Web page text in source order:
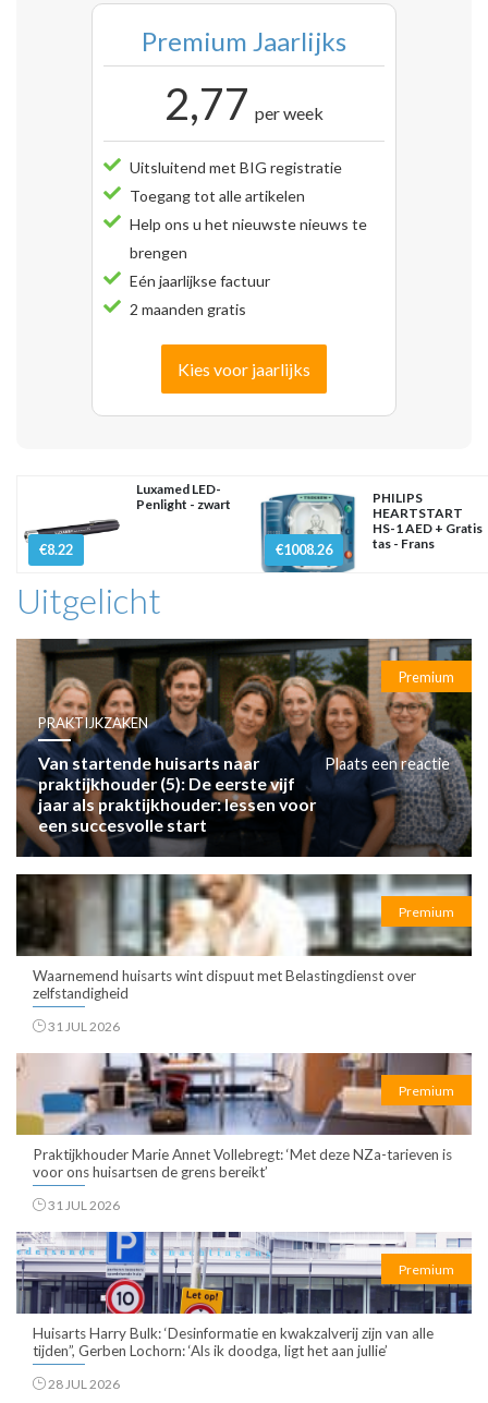
Premium Jaarlijks
2,77 per week
Uitsluitend met BIG registratie
Toegang tot alle artikelen
Help ons u het nieuwste nieuws te
brengen
Eén jaarlijkse factuur
2 maanden gratis
Kies voor jaarlijks
€8.22
Luxamed LED-
Penlight - zwart
€1008.26
PHILIPS
HEARTSTART
HS-1 AED + Gratis
tas - Frans
Uitgelicht
Premium
PRAKTIJKZAKEN
Van startende huisarts naar
praktijkhouder (5): De eerste vijf
jaar als praktijkhouder: lessen voor
een succesvolle start
Plaats een reactie
Premium
Waarnemend huisarts wint dispuut met Belastingdienst over
zelfstandigheid
31 JUL 2026
Premium
Praktijkhouder Marie Annet Vollebregt: ‘Met deze NZa-tarieven is
voor ons huisartsen de grens bereikt’
31 JUL 2026
Premium
Huisarts Harry Bulk: ‘Desinformatie en kwakzalverij zijn van alle
tijden”, Gerben Lochorn: ‘Als ik doodga, ligt het aan jullie’
28 JUL 2026